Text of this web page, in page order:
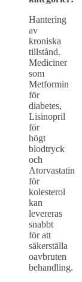
Hantering
av
kroniska
tillstånd.
Mediciner
som
Metformin
för
diabetes,
Lisinopril
för
högt
blodtryck
och
Atorvastatin
för
kolesterol
kan
levereras
snabbt
för att
säkerställa
oavbruten
behandling.